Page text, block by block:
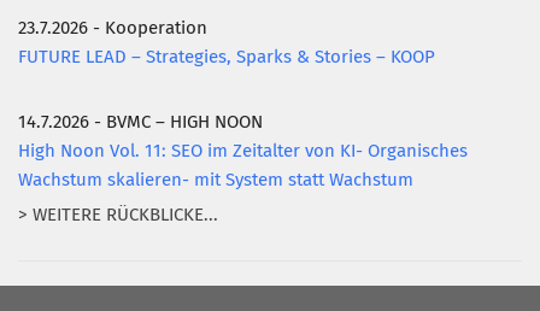
23.7.2026 - Kooperation
FUTURE LEAD – Strategies, Sparks & Stories – KOOP
14.7.2026 - BVMC – HIGH NOON
High Noon Vol. 11: SEO im Zeitalter von KI- Organisches
Wachstum skalieren- mit System statt Wachstum
> WEITERE RÜCKBLICKE...